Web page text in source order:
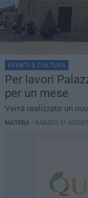
EVENTI E CULTURA
Per lavori
per un mese
Verrà realizzato un
MATERA - SABATO 31